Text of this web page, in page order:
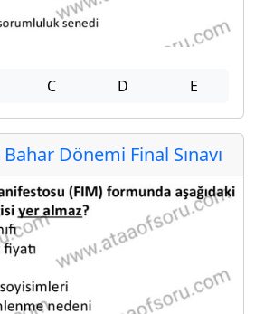
C D E
Dönemi Final Sınavı